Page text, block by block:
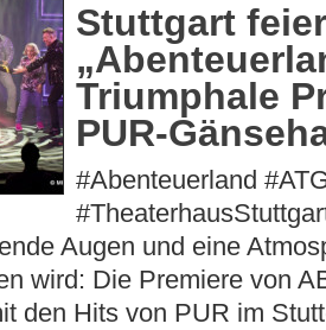
Stuttgart
Triumphale
PUR-
#Abenteuerland
Augen und eine
wird: Die Premiere von
den Hits von PUR im